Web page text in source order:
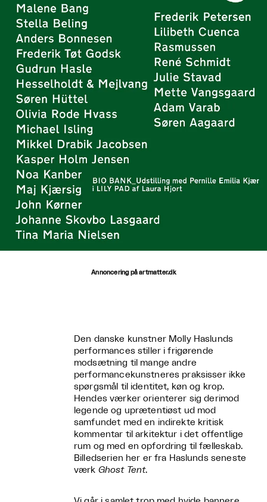
Annoncering på artmatter.dk
Den danske kunstner Molly Haslunds
performances stiller i frigørende
modsætning til mange andre
performancekunstneres praksisser ikke
spørgsmål til identitet, køn og krop.
Hendes værker orienterer sig derimod
legende og uprætentiøst ud mod
samfundet med en indirekte kritisk
kommentar til arkitektur i det offentlige
rum og med en opfordring til fælleskab.
Billedserien her er fra Haslunds seneste
værk Ghost Tent.